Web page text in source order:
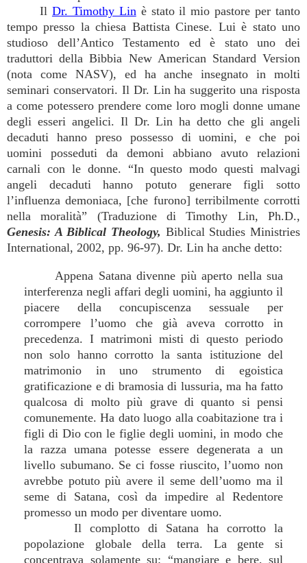
Il Dr. Timothy Linè stato il mio pastore per tanto
tempo presso la chiesa Battista Cinese. Lui è stato uno
studioso dell’Antico Testamento ed è stato uno dei
traduttori della Bibbia New American Standard Version
(nota come NASV), ed ha anche insegnato in molti
seminari conservatori. Il Dr. Lin ha suggerito una risposta
a come potessero prendere come loro mogli donne umane
degli esseri angelici. Il Dr. Lin ha detto che gli angeli
decaduti hanno preso possesso di uomini, e che poi
uomini posseduti da demoni abbiano avuto relazioni
carnali con le donne. “In questo modo questi malvagi
angeli decaduti hanno potuto generare figli sotto
l’influenza demoniaca, [che furono] terribilmente corrotti
nella moralità” (Traduzione di Timothy Lin, Ph.D.,
Genesis: A Biblical Theology, Biblical Studies Ministries
International, 2002, pp. 96-97). Dr. Lin ha anche detto:
Appena Satana divenne più aperto nella sua
interferenza negli affari degli uomini, ha aggiunto il
piacere della concupiscenza sessuale per
corrompere l’uomo che già aveva corrotto in
precedenza. I matrimoni misti di questo periodo
non solo hanno corrotto la santa istituzione del
matrimonio in uno strumento di egoistica
gratificazione e di bramosia di lussuria, ma ha fatto
qualcosa di molto più grave di quanto si pensi
comunemente. Ha dato luogo alla coabitazione tra i
figli di Dio con le figlie degli uomini, in modo che
la razza umana potesse essere degenerata a un
livello subumano. Se ci fosse riuscito, l’uomo non
avrebbe potuto più avere il seme dell’uomo ma il
seme di Satana, così da impedire al Redentore
promesso un modo per diventare uomo.
Il complotto di Satana ha corrotto la
popolazione globale della terra. La gente si
concentrava solamente su: “mangiare e bere, sul